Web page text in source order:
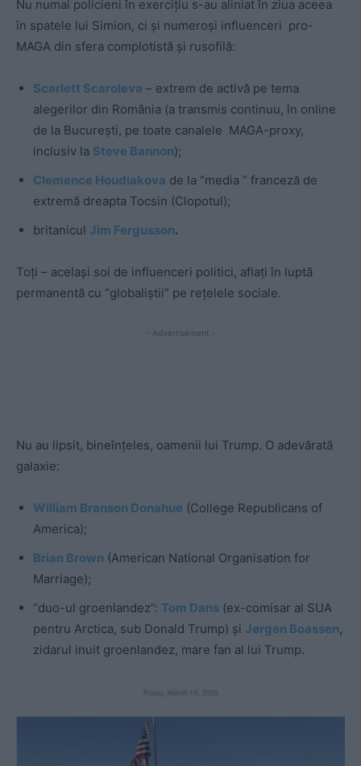
Nu numai policieni în exercițiu s-au aliniat în ziua aceea
în spatele lui Simion, ci și numeroși influenceri pro-
MAGA din sfera complotistă și rusofilă:
Scarlett Scaroleva – extrem de activă pe tema
alegerilor din România (a transmis continuu, în online
de la București, pe toate canalele MAGA-proxy,
inclusiv la Steve Bannon);
Clemence Houdiakova de la “media ” franceză de
extremă dreapta Tocsin (Clopotul);
britanicul Jim Fergusson.
Toți – același soi de influenceri politici, aflați în luptă
permanentă cu “globaliștii” pe rețelele sociale.
- Advertisement -
Nu au lipsit, bineînțeles, oamenii lui Trump. O adevărată
galaxie:
William Branson Donahue (College Republicans of
America);
Brian Brown (American National Organisation for
Marriage);
“duo-ul groenlandez”: Tom Dans (ex-comisar al SUA
pentru Arctica, sub Donald Trump) și Jørgen Boassen,
zidarul inuit groenlandez, mare fan al lui Trump.